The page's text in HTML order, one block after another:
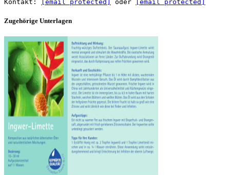
Kontakt: [email protected] oder [email protected]
Zugehörige Unterlagen